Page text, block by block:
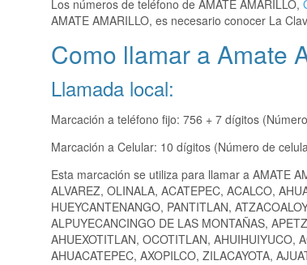
Los números de teléfono de AMATE AMARILLO,
AMATE AMARILLO, es necesario conocer La
Como llamar a Amate
Llamada local:
Marcación a teléfono fijo: 756 + 7 dígitos
Marcación a Celular: 10 dígitos (Número de
Esta marcación se utiliza para llamar a AMATE
ALVAREZ, OLINALA, ACATEPEC, ACALCO,
HUEYCANTENANGO, PANTITLAN,
ALPUYECANCINGO DE LAS MONTAÑAS,
AHUEXOTITLAN, OCOTITLAN, AHUIHUIYUCO,
AHUACATEPEC, AXOPILCO, ZILACAYOTA,